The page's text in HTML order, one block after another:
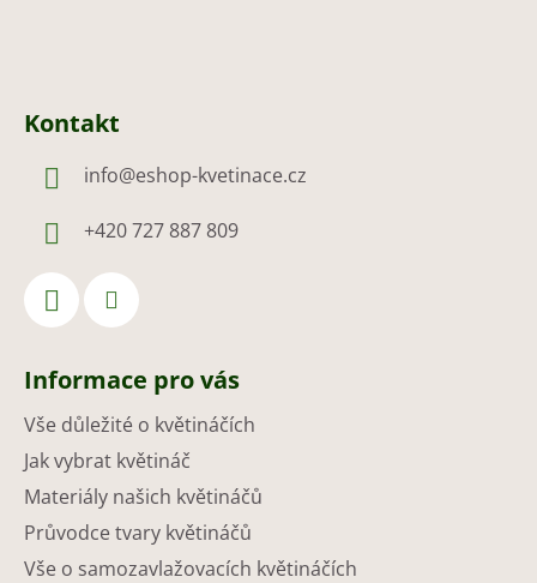
Kontakt
info@eshop-kvetinace.cz
+420 727 887 809
Informace pro vás
Vše důležité o květináčích
Jak vybrat květináč
Materiály našich květináčů
Průvodce tvary květináčů
Vše o samozavlažovacích květináčích